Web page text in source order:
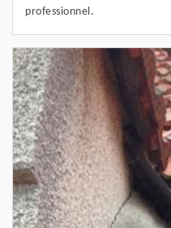
professionnel.